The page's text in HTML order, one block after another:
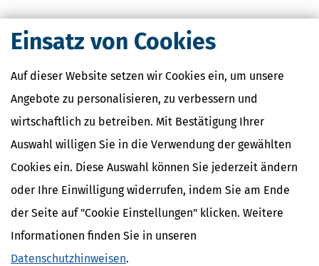
Einsatz von Cookies
Auf dieser Website setzen wir Cookies ein, um unsere
Angebote zu personalisieren, zu verbessern und
wirtschaftlich zu betreiben. Mit Bestätigung Ihrer
Auswahl willigen Sie in die Verwendung der gewählten
Cookies ein. Diese Auswahl können Sie jederzeit ändern
oder Ihre Einwilligung widerrufen, indem Sie am Ende
der Seite auf "Cookie Einstellungen" klicken. Weitere
Informationen finden Sie in unseren
Datenschutzhinweisen.